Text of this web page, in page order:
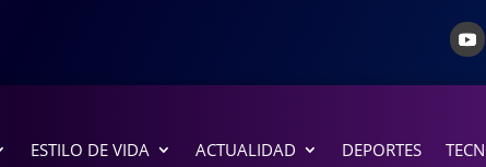
ESTILO DE VIDA ACTUALIDAD DEPORTES